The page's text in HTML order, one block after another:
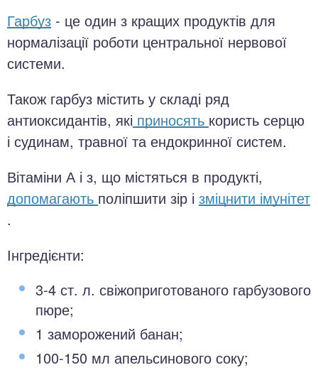
Гарбуз - це один з кращих продуктів для
нормалізації роботи центральної нервової
системи.
Також гарбуз містить у складі ряд
антиоксидантів, які приносять користь серцю
і судинам, травної та ендокринної систем.
Вітаміни А і з, що містяться в продукті,
допомагають поліпшити зір і зміцнити імунітет
.
Інгредієнти:
3-4 ст. л. свіжоприготованого гарбузового
пюре;
1 заморожений банан;
100-150 мл апельсинового соку;